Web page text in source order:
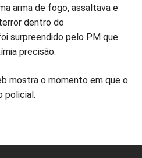
arma de fogo, assaltava e
dentro do
surpreendido pelo PM que
precisão.
mostra o momento em que o
policial.